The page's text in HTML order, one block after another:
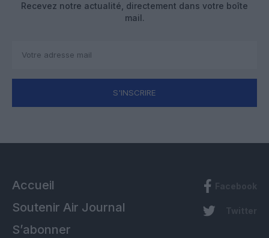
Recevez notre actualité, directement dans votre boîte
mail.
S'INSCRIRE
Accueil
Soutenir Air Journal
S’abonner